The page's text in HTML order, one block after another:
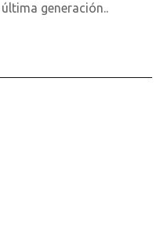
generación..